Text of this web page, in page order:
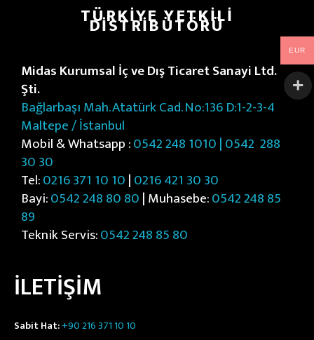
r
TÜRKIYE YETKILI
DISTRIBÜTÖRÜ
Midas Kurumsal İç ve Dış Ticaret Sanayi Ltd.
Şti.
Bağlarbaşı Mah. Atatürk Cad. No:136 D:1-2-3-4
Maltepe / İstanbul
Mobil & Whatsapp :0542 248 1010 | 0542 288
30 30
Tel:0216 371 10 10|0216 421 30 30
Bayi:0542 248 80 80| Muhasebe:0542 248 85
89
Teknik Servis:0542 248 85 80
İLETİŞİM
Sabit Hat:+90 216 371 10 10
EUR